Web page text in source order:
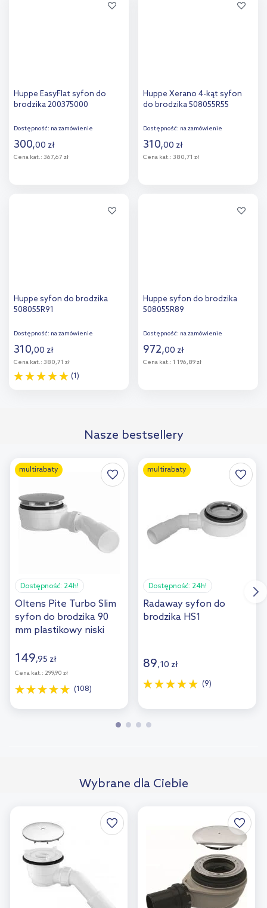
Huppe EasyFlat syfon do
brodzika 200375000
Dostępność: na zamówienie
300,00 zł
Cena kat.: 367,67 zł
Huppe Xerano 4-kąt syfon
do brodzika 508055R55
Dostępność: na zamówienie
310,00 zł
Cena kat.: 380,71 zł
Huppe syfon do brodzika
508055R91
Dostępność: na zamówienie
310,00 zł
Cena kat.: 380,71 zł
(1)
porównania
Huppe syfon do brodzika
508055R89
Dostępność: na zamówienie
972,00 zł
Cena kat.: 1 196,89 zł
porównania
Nasze bestsellery
multirabaty
Dostępność: 24h!
Oltens Pite Turbo Slim
syfon do brodzika 90
mm plastikowy niski
149,95 zł
Cena kat.: 299,90 zł
(108)
multirabaty
Dostępność: 24h!
Radaway syfon do
brodzika HS1
89,10 zł
(9)
Wybrane dla Ciebie